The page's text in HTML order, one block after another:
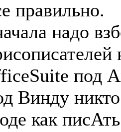
правильно.
надо
под
Винду
как